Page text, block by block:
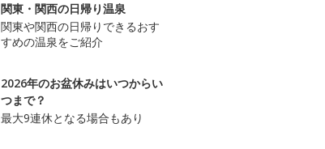
関東・関西の日帰り温泉
関東や関西の日帰りできるおす
すめの温泉をご紹介
2026年のお盆休みはいつからい
つまで？
最大9連休となる場合もあり